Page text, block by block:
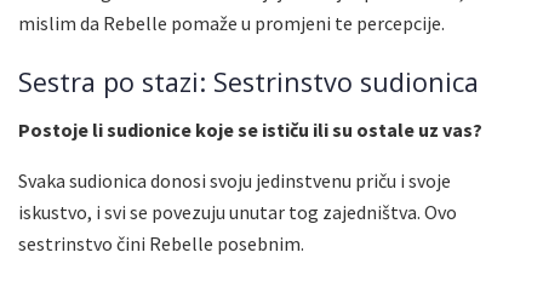
mislim da Rebelle pomaže u promjeni te percepcije.
Sestra po stazi: Sestrinstvo sudionica
Postoje li sudionice koje se ističu ili su ostale uz vas?
Svaka sudionica donosi svoju jedinstvenu priču i svoje
iskustvo, i svi se povezuju unutar tog zajedništva. Ovo
sestrinstvo čini Rebelle posebnim.